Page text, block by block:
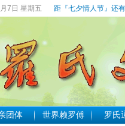
7日 星期五 距『七夕情人节』还
团体 世界赖罗傅 罗氏